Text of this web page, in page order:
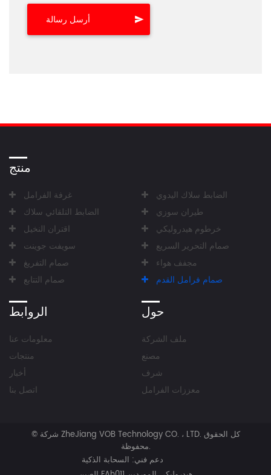
منتج
غرفة الفرامل
الضابط سلاك اليدوي
الضابط التلقائي سلاك
طيران سوزي
اقتران النخيل
خرطوم هيدروليكي
سويفت جوينت
صمام التحرير السريع
صمام التفريغ
مجفف هواء
صمام التتابع
صمام فرامل القدم
الروابط
معلومات عنا
منتجات
أخبار
اتصل بنا
حول
ملف الشركة
مصنع
شرف
معززات الفرامل
© شركة ZheJiang VOB Technology CO. ، LTD.
محفوظة.
دعم فني: السحابة الذكية